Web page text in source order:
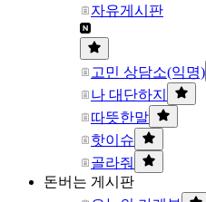
자유게시판
고민 상담소(익명)
나 대단하지
따뜻한말
핫이슈
골라줘
돈버는 게시판